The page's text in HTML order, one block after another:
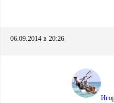
06.09.2014 в 20:26